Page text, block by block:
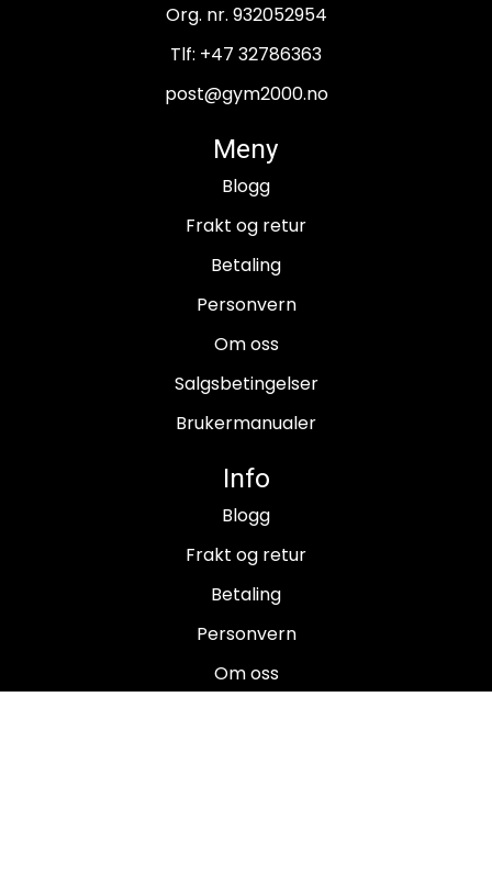
Org. nr. 932052954
Tlf: +47 32786363
post@gym2000.no
Meny
Blogg
Frakt og retur
Betaling
Personvern
Om oss
Salgsbetingelser
Brukermanualer
Info
Blogg
Frakt og retur
Betaling
Personvern
Om oss